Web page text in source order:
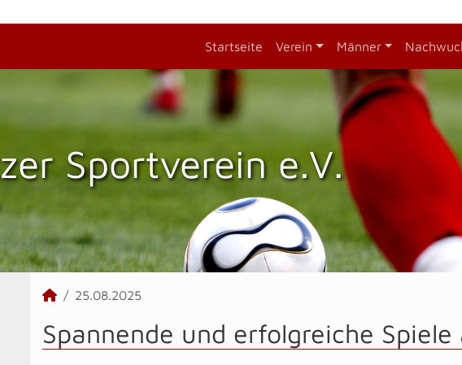
Startseite Verein Männer
Sportverein e.V.
25.08.2025
Spannende und erfolgreiche